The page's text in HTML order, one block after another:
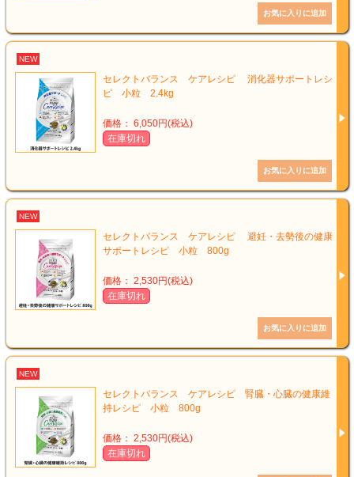
NEW
セレクトバランス ケアレシピ 消化器サポートレシ
ピ 小粒 2.4kg
価格： 6,050円(税込)
在庫切れ
NEW
セレクトバランス ケアレシピ 避妊・去勢後の健康
サポートレシピ 小粒 800g
価格： 2,530円(税込)
在庫切れ
NEW
セレクトバランス ケアレシピ 腎臓・心臓の健康維
持レシピ 小粒 800g
価格： 2,530円(税込)
在庫切れ